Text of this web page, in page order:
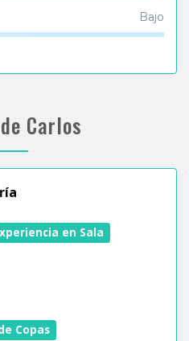
Bajo
Carlos
en Sala
Copas